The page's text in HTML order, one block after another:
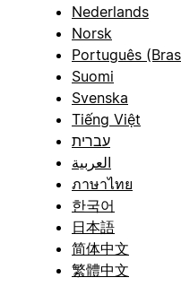
Nederlands
Norsk
Português
Suomi
Svenska
Tiếng Việt
עברית
العربية
ภาษาไทย
한국어
日本語
简体中文
繁體中文